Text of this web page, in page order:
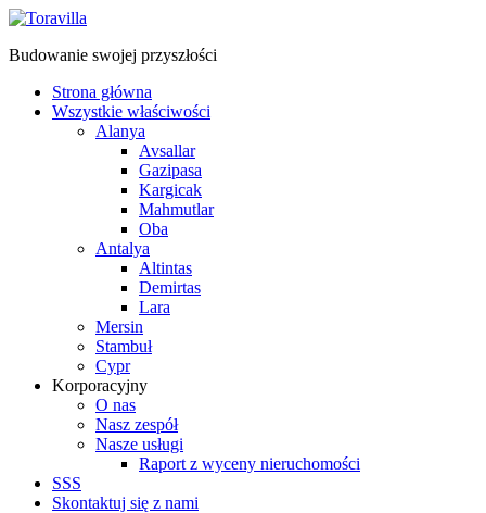
Budowanie swojej przyszłości
Strona główna
Wszystkie właściwości
Alanya
Avsallar
Gazipasa
Kargicak
Mahmutlar
Oba
Antalya
Altintas
Demirtas
Lara
Mersin
Stambuł
Cypr
Korporacyjny
O nas
Nasz zespół
Nasze usługi
Raport z wyceny nieruchomości
SSS
Skontaktuj się z nami